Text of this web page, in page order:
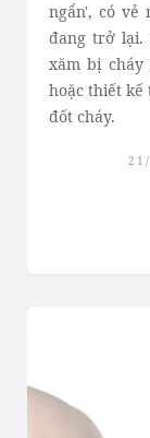
ngẩn', có vẻ
đang trở lại.
xăm bị
hoặc thiết kế
đốt cháy.